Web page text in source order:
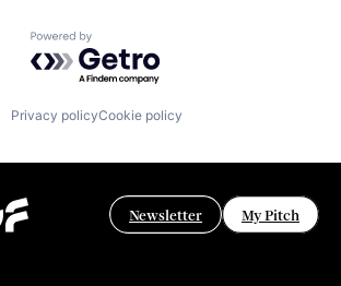
Powered by Getro.com
Privacy policyCookie policy
Newsletter My Pitch